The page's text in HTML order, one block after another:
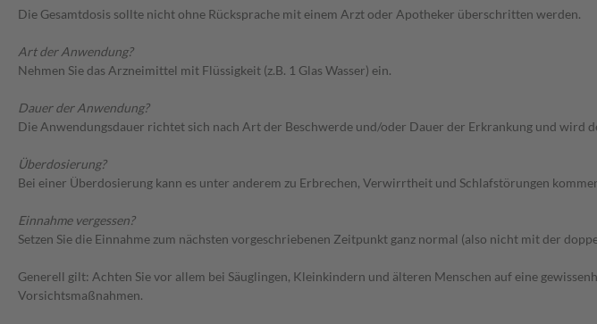
Die Gesamtdosis sollte nicht ohne Rücksprache mit einem Arzt oder Apotheker überschritten werden.
Art der Anwendung?
Nehmen Sie das Arzneimittel mit Flüssigkeit (z.B. 1 Glas Wasser) ein.
Dauer der Anwendung?
Die Anwendungsdauer richtet sich nach Art der Beschwerde und/oder Dauer der Erkrankung und wird
Überdosierung?
Bei einer Überdosierung kann es unter anderem zu Erbrechen, Verwirrtheit und Schlafstörungen
Einnahme vergessen?
Setzen Sie die Einnahme zum nächsten vorgeschriebenen Zeitpunkt ganz normal (also nicht mit der
Generell gilt: Achten Sie vor allem bei Säuglingen, Kleinkindern und älteren Menschen auf eine
Vorsichtsmaßnahmen.